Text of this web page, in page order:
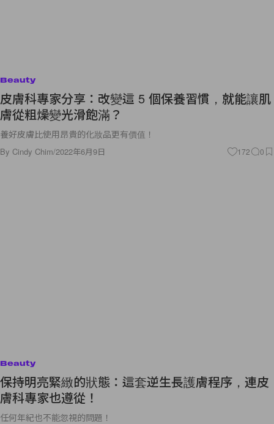
Beauty
皮膚科專家分享：改變這 5 個保養習慣，就能讓肌
膚從粗燥變光滑飽滿？
養好皮膚比使用昂貴的化妝品更有價值！
By Cindy Chim/2022年6月9日 172 0
Beauty
保持明亮緊緻的狀態：這套逆生長護膚程序，連皮
膚科專家也遵從！
任何年紀也不能忽視的問題！